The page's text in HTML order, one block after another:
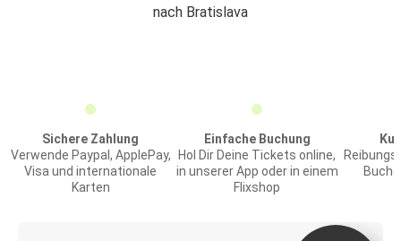
nach Bratislava
Sichere Zahlung
Verwende Paypal, ApplePay,
Visa und internationale
Karten
Einfache Buchung
Hol Dir Deine Tickets online,
in unserer App oder in einem
Flixshop